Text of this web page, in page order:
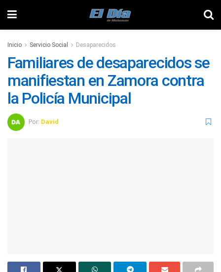
Inicio Servicio Social Desaparecidos
Familiares de desaparecidos se
manifiestan en Zamora contra
la Policía Municipal
Por: David